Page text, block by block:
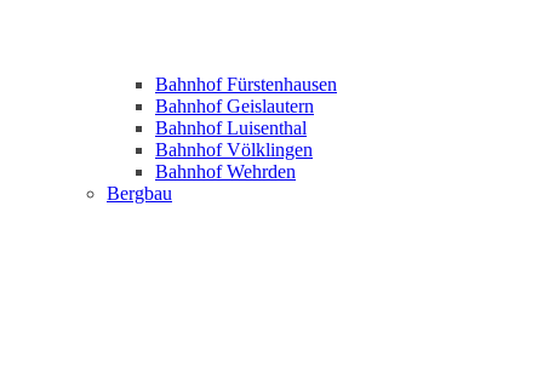
Bahnhof Fürstenhausen
Bahnhof Geislautern
Bahnhof Luisenthal
Bahnhof Völklingen
Bahnhof Wehrden
Bergbau